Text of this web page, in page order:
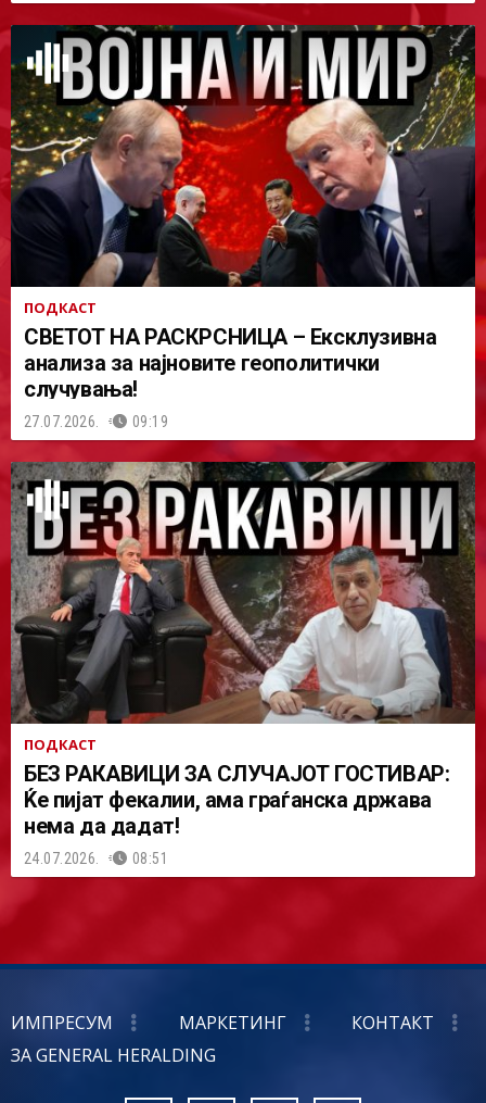
ПОДКАСТ
СВЕТОТ НА РАСКРСНИЦА – Ексклузивна
анализа за најновите геополитички
случувања!
27.07.2026. 09:19
ПОДКАСТ
БЕЗ РАКАВИЦИ ЗА СЛУЧАЈОТ ГОСТИВАР:
Ќе пијат фекалии, ама граѓанска држава
нема да дадат!
24.07.2026. 08:51
ИМПРЕСУМ МАРКЕТИНГ
КОНТАКТ
ЗА GENERAL HERALDING